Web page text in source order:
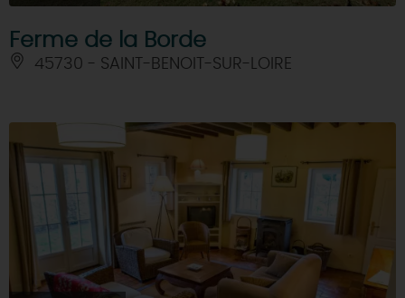
Ferme de la Borde
45730 - SAINT-BENOIT-SUR-LOIRE